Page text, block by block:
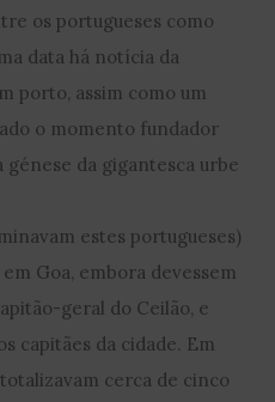
os portugueses como
data há notícia da
porto, assim como um
o momento fundador
génese da gigantesca urbe
estes portugueses)
Goa, embora devessem
geral do Ceilão, e
capitães da cidade. Em
cerca de cinco